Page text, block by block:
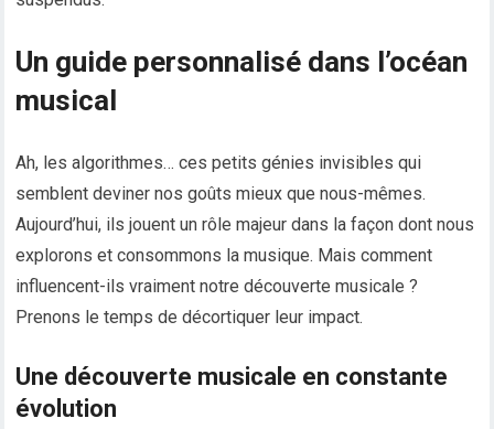
Un guide personnalisé dans l’océan
musical
Ah, les algorithmes… ces petits génies invisibles qui
semblent deviner nos goûts mieux que nous-mêmes.
Aujourd’hui, ils jouent un rôle majeur dans la façon dont nous
explorons et consommons la musique. Mais comment
influencent-ils vraiment notre découverte musicale ?
Prenons le temps de décortiquer leur impact.
Une découverte musicale en constante
évolution